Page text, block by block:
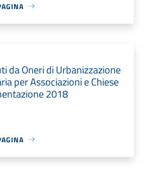
da Oneri di Urbanizzazione
per Associazioni e Chiese
2018